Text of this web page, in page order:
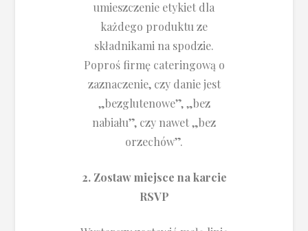
umieszczenie etykiet dla
każdego produktu ze
składnikami na spodzie.
Poproś firmę cateringową o
zaznaczenie, czy danie jest
„bezglutenowe”, „bez
nabiału”, czy nawet „bez
orzechów”.
2. Zostaw miejsce na karcie
RSVP